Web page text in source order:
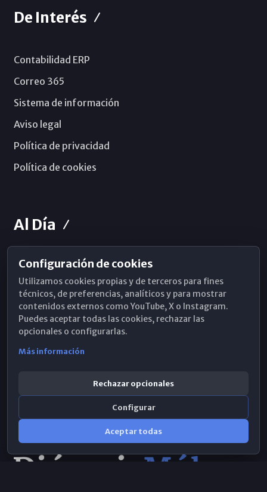
De Interés
Contabilidad ERP
Correo 365
Sistema de información
Aviso legal
Política de privacidad
Política de cookies
Al Día
Horarios de Misa
Hemeroteca
WhatsApp
Configuración de cookies
Utilizamos cookies propias y de terceros para fines
técnicos, de preferencias, analíticos y para mostrar
contenidos externos como YouTube, X o Instagram.
Puedes aceptar todas las cookies, rechazar las
opcionales o configurarlas.
Más información
Rechazar opcionales
Configurar
Aceptar todas